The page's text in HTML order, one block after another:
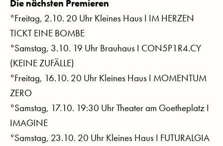
Die nächsten Premieren
°Freitag, 2.10. 20 Uhr Kleines Haus I IM HERZEN
TICKT EINE BOMBE
°Samstag, 3.10. 19 Uhr Brauhaus I CON5P1R4.CY
(KEINE ZUFÄLLE)
°Freitag, 16.10. 20 Uhr Kleines Haus I MOMENTUM
ZERO
°Samstag, 17.10. 19:30 Uhr Theater am Goetheplatz I
IMAGINE
°Samstag, 23.10. 20 Uhr Kleines Haus I FUTURALGIA